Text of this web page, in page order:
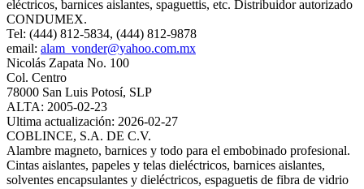
eléctricos, barnices aislantes, spaguettis, etc. Distribuidor autorizado
CONDUMEX.
Tel: (444) 812-5834, (444) 812-9878
email: alam_vonder@yahoo.com.mx
Nicolás Zapata No. 100
Col. Centro
78000 San Luis Potosí, SLP
ALTA: 2005-02-23
Ultima actualización: 2026-02-27
COBLINCE, S.A. DE C.V.
Alambre magneto, barnices y todo para el embobinado profesional.
Cintas aislantes, papeles y telas dieléctricos, barnices aislantes,
solventes encapsulantes y dieléctricos, espaguetis de fibra de vidrio